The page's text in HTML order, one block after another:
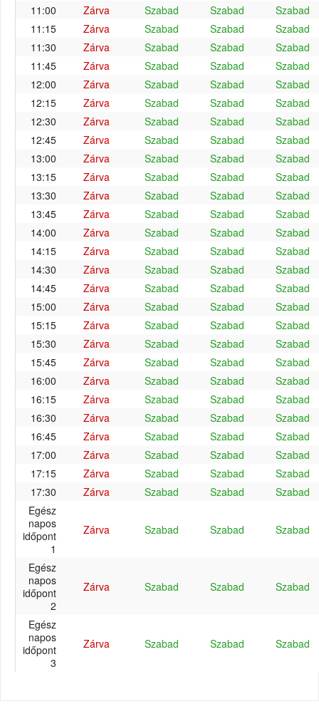
11:00
Zárva Szabad Szabad
Szabad
11:15
Zárva Szabad Szabad
Szabad
11:30
Zárva Szabad Szabad
Szabad
11:45
Zárva Szabad Szabad
Szabad
12:00
Zárva Szabad Szabad
Szabad
12:15
Zárva Szabad Szabad
Szabad
12:30
Zárva Szabad Szabad
Szabad
12:45
Zárva Szabad Szabad
Szabad
13:00
Zárva Szabad Szabad
Szabad
13:15
Zárva Szabad Szabad
Szabad
13:30
Zárva Szabad Szabad
Szabad
13:45
Zárva Szabad Szabad
Szabad
14:00
Zárva Szabad Szabad
Szabad
14:15
Zárva Szabad Szabad
Szabad
14:30
Zárva Szabad Szabad
Szabad
14:45
Zárva Szabad Szabad
Szabad
15:00
Zárva Szabad Szabad
Szabad
15:15
Zárva Szabad Szabad
Szabad
15:30
Zárva Szabad Szabad
Szabad
15:45
Zárva Szabad Szabad
Szabad
16:00
Zárva Szabad Szabad
Szabad
16:15
Zárva Szabad Szabad
Szabad
16:30
Zárva Szabad Szabad
Szabad
16:45
Zárva Szabad Szabad
Szabad
17:00
Zárva Szabad Szabad
Szabad
17:15
Zárva Szabad Szabad
Szabad
17:30
Zárva Szabad Szabad
Szabad
Egész
napos
időpont
1
Zárva Szabad Szabad Szabad
Egész
napos
időpont
2
Zárva Szabad Szabad Szabad
Egész
napos
időpont
3
Zárva Szabad Szabad Szabad